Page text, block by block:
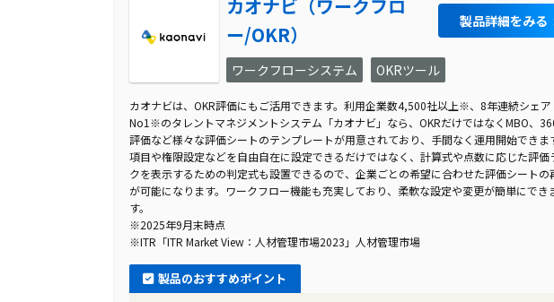
カオナビ（ワークフロ
ー/OKR）
製品詳細をみる
ワークフローシステム OKRツール
カオナビは、OKR評価にもご活用できます。利用企業数4,500社以上※、8年連続シェア
No1※のタレントマネジメントシステム「カオナビ」なら、OKRだけではなくMBO、
評価など様々な評価シートのテンプレートが用意されており、手間なく運用開始できま
項目や権限設定などを自由自在に設定できるだけではなく、計算式や点数に応じた評価
クを表示するための判定式も設置できるので、企業ごとの希望に合わせた評価シートの
が可能になります。ワークフロー機能も充実しており、柔軟な設定や変更が簡単にでき
す。
※2025年9月末時点
※ITR「ITR Market View：人材管理市場2023」人材管理市場
製品のおすすめポイント